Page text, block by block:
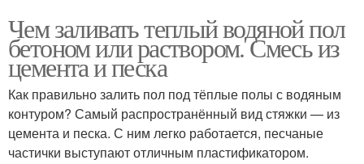
Чем заливать теплый водяной пол
бетоном или раствором. Смесь из
цемента и песка
Как правильно залить пол под тёплые полы с водяным
контуром? Самый распространённый вид стяжки — из
цемента и песка. С ним легко работается, песчаные
частички выступают отличным пластификатором.